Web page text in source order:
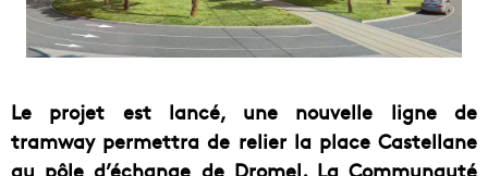
Le projet est lancé, une nouvelle ligne de
tramway permettra de relier la place Castellane
au pôle d’échange de Dromel. La Communauté